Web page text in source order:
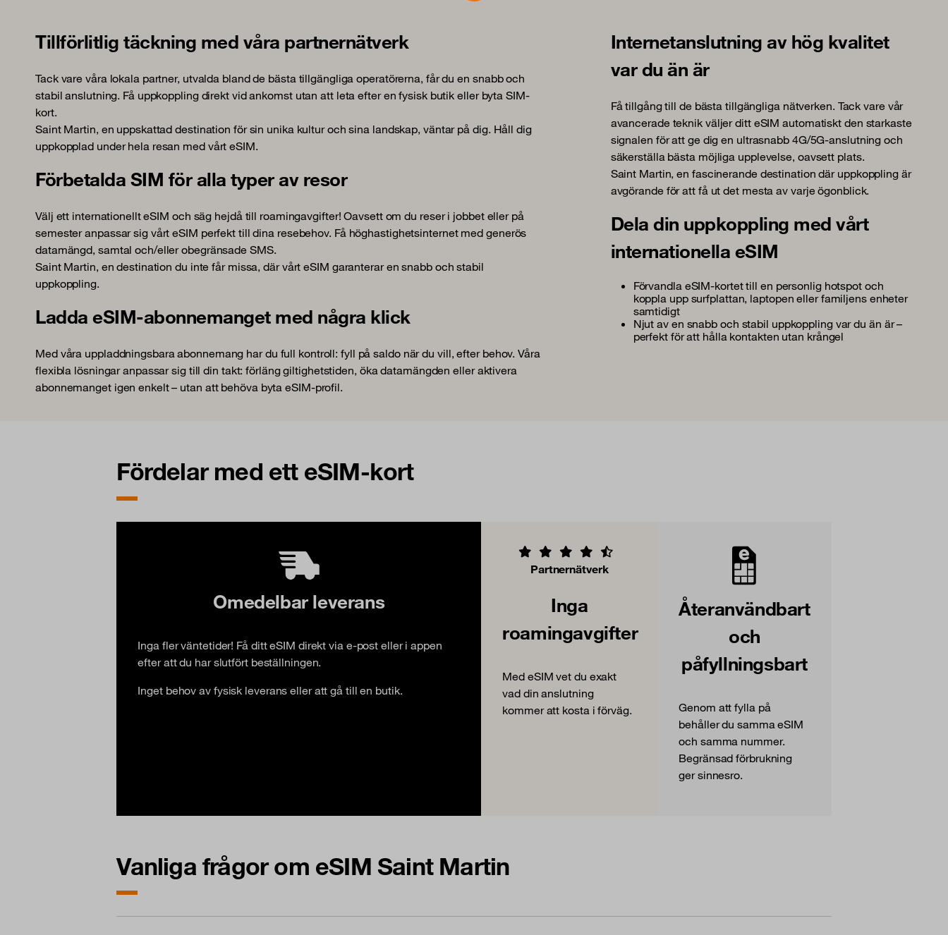
Tillförlitlig täckning med våra partnernätverk
Tack vare våra lokala partner, utvalda bland de bästa tillgängliga operatörerna, får du en snabb och
stabil anslutning. Få uppkoppling direkt vid ankomst utan att leta efter en fysisk butik eller byta SIM-
kort.
Saint Martin, en uppskattad destination för sin unika kultur och sina landskap, väntar på dig. Håll dig
uppkopplad under hela resan med vårt eSIM.
Förbetalda SIM för alla typer av resor
Välj ett internationellt eSIM och säg hejdå till roamingavgifter! Oavsett om du reser i jobbet eller på
semester anpassar sig vårt eSIM perfekt till dina resebehov. Få höghastighetsinternet med generös
datamängd, samtal och/eller obegränsade SMS.
Saint Martin, en destination du inte får missa, där vårt eSIM garanterar en snabb och stabil
uppkoppling.
Ladda eSIM-abonnemanget med några klick
Med våra uppladdningsbara abonnemang har du full kontroll: fyll på saldo när du vill, efter behov. Våra
flexibla lösningar anpassar sig till din takt: förläng giltighetstiden, öka datamängden eller aktivera
abonnemanget igen enkelt – utan att behöva byta eSIM-profil.
Internetanslutning av hög kvalitet
var du än är
Få tillgång till de bästa tillgängliga nätverken. Tack vare vår
avancerade teknik väljer ditt eSIM automatiskt den starkaste
signalen för att ge dig en ultrasnabb 4G/5G-anslutning och
säkerställa bästa möjliga upplevelse, oavsett plats.
Saint Martin, en fascinerande destination där uppkoppling är
avgörande för att få ut det mesta av varje ögonblick.
Dela din uppkoppling med vårt
internationella eSIM
Förvandla eSIM-kortet till en personlig hotspot och
koppla upp surfplattan, laptopen eller familjens enheter
samtidigt
Njut av en snabb och stabil uppkoppling var du än är –
perfekt för att hålla kontakten utan krångel
Fördelar med ett eSIM-kort
Omedelbar leverans
Inga fler väntetider! Få ditt eSIM direkt via e-post eller i appen
efter att du har slutfört beställningen.
Inget behov av fysisk leverans eller att gå till en butik.
Partnernätverk
Inga
roamingavgifter
Med eSIM vet du exakt
vad din anslutning
kommer att kosta i förväg.
Återanvändbart
och
påfyllningsbart
Genom att fylla på
behåller du samma eSIM
och samma nummer.
Begränsad förbrukning
ger sinnesro.
Vanliga frågor om eSIM Saint Martin